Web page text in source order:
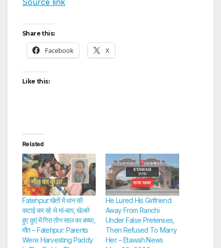
Share this:
Facebook X
Like this:
Related
Fatehpur:खेतों में धान की
कटाई कर रहे थे मां-बाप, खेलते
हुए कुएं में गिरा तीन साल का बच्चा,
मौत – Fatehpur: Parents
Were Harvesting Paddy
He Lured His Girlfriend
Away From Ranchi
Under False Pretenses,
Then Refused To Marry
Her. – Etawah News